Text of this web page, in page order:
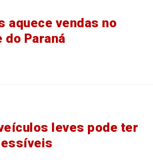
aquece vendas no
do Paraná
leves pode ter